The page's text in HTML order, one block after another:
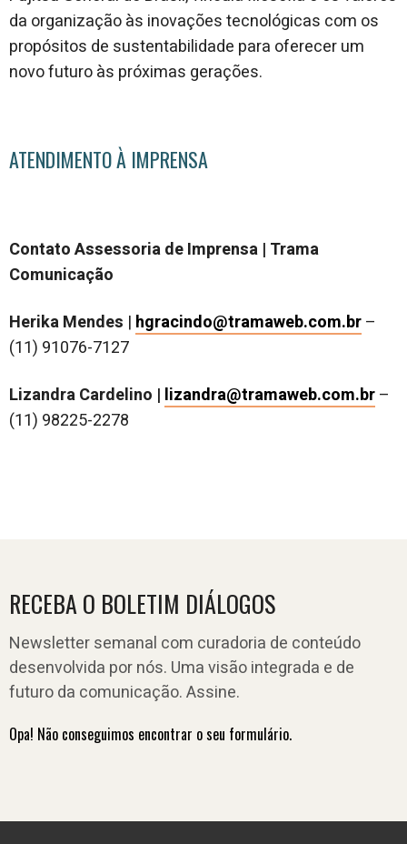
da organização às inovações tecnológicas com os
propósitos de sustentabilidade para oferecer um
novo futuro às próximas gerações.
ATENDIMENTO À IMPRENSA
Contato Assessoria de Imprensa | Trama
Comunicação
Herika Mendes | hgracindo@tramaweb.com.br–
(11) 91076-7127
Lizandra Cardelino | lizandra@tramaweb.com.br–
(11) 98225-2278
RECEBA O BOLETIM DIÁLOGOS
Newsletter semanal com curadoria de conteúdo
desenvolvida por nós. Uma visão integrada e de
futuro da comunicação. Assine.
Opa! Não conseguimos encontrar o seu formulário.